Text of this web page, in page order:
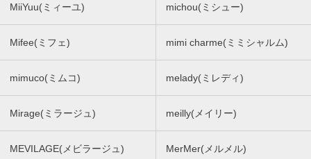
MiiYuu(ミィーユ) michou(ミシュー)
Mifee(ミフェ) mimi charme(ミミシャルム)
mimuco(ミムコ) melady(ミレディ)
Mirage(ミラージュ) meilly(メイリー)
MEVILAGE(メビラージュ) MerMer(メルメル)